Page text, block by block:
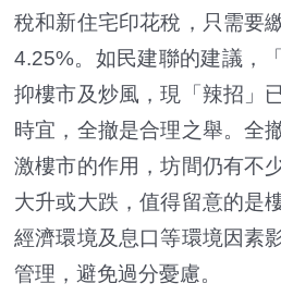
稅和新住宅印花稅，只需要
4.25%。如民建聯的建議，
抑樓市及炒風，現「辣招」
時宜，全撤是合理之舉。全
激樓市的作用，坊間仍有不
大升或大跌，值得留意的是
經濟環境及息口等環境因素
管理，避免過分憂慮。